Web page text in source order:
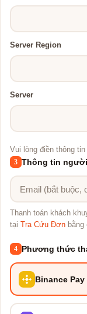
Server Region
Server
Vui lòng điền thông
3 Thông tin
Thanh toán khách
tại
Tra Cứu Đơn bằng
4 Phương thức
Binance Pay